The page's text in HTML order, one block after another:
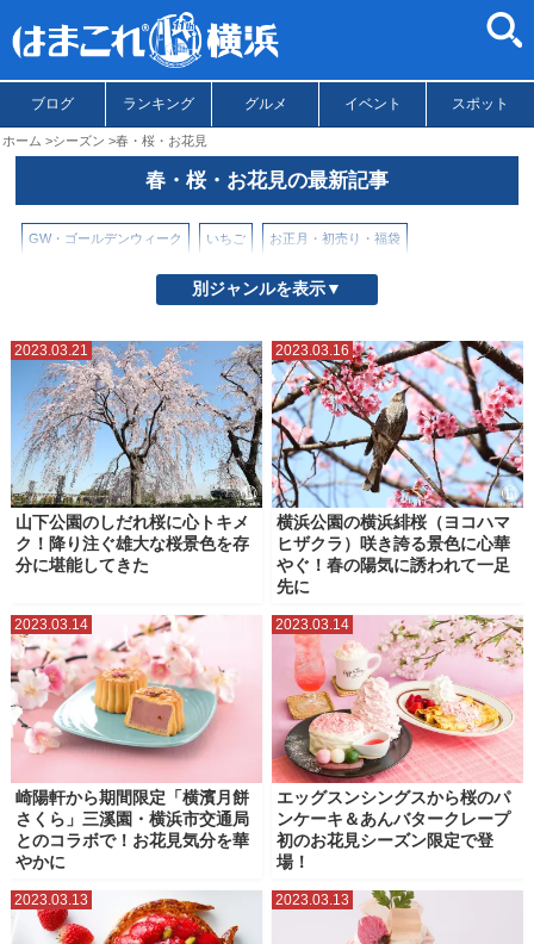
ブログ ランキング グルメ イベント スポット
ホーム シーズン 春・桜・お花見
春・桜・お花見の最新記事
GW・ゴールデンウィーク いちご お正月・初売り・福袋
クリスマス・イルミネーション バレンタイン ハロウィン
秋のお出かけ 花火大会・花火
別ジャンルを表示▼
2023.03.21
山下公園のしだれ桜に心トキメ
ク！降り注ぐ雄大な桜景色を存
分に堪能してきた
2023.03.16
横浜公園の横浜緋桜（ヨコハマ
ヒザクラ）咲き誇る景色に心華
やぐ！春の陽気に誘われて一足
先に
2023.03.14
崎陽軒から期間限定「横濱月餅
さくら」三溪園・横浜市交通局
とのコラボで！お花見気分を華
やかに
2023.03.14
エッグスンシングスから桜のパ
ンケーキ＆あんバタークレープ
初のお花見シーズン限定で登
場！
2023.03.13 2023.03.13